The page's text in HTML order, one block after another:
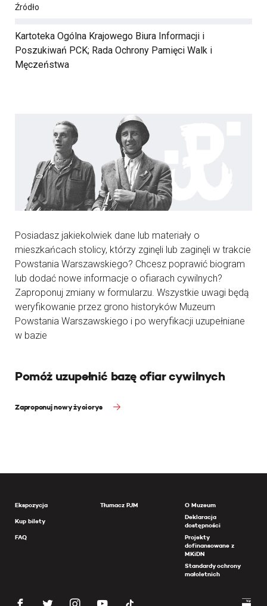
Źródło
Kartoteka Ogólna Krajowego Biura Informacji i
Poszukiwań PCK; Rada Ochrony Pamięci Walk i
Męczeństwa
Posiadasz jakiekolwiek dane lub materiały o
mieszkańcach stolicy, którzy zginęli lub zaginęli w trakcie
Powstania Warszawskiego? Chcesz poprawić biogram
lub dodać nowe informacje o ofiarach cywilnych?
Zaproponuj zmiany w formularzu. Wszystkie uwagi będą
weryfikowanie przez grono historyków Muzeum
Powstania Warszawskiego i po weryfikacji uzupełniane
w bazie
Pomóż uzupełnić bazę ofiar cywilnych
Zaproponuj nowy życiorys
Ekspozycja
Kup bilety
FAQ
Tłumacz PJM
O Muzeum
Deklaracja
dostępności
Projekty
dofinansowane z
MKiDN
Standardy ochrony
małoletnich